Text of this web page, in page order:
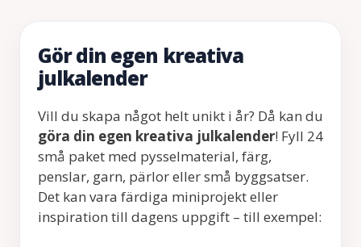
Gör din egen kreativa
julkalender
Vill du skapa något helt unikt i år? Då kan du
göra din egen kreativa julkalender! Fyll 24
små paket med pysselmaterial, färg,
penslar, garn, pärlor eller små byggsatser.
Det kan vara färdiga miniprojekt eller
inspiration till dagens uppgift – till exempel: